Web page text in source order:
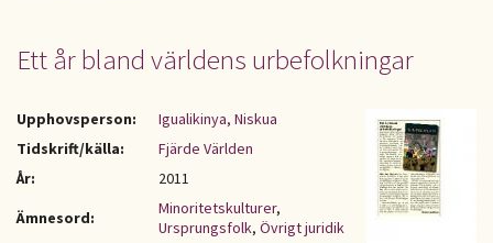
Ett år bland världens urbefolkningar
Upphovsperson:
Igualikinya, Niskua
Tidskrift/källa:
Fjärde Världen
År:
2011
Ämnesord:
Minoritetskulturer,
Ursprungsfolk, Övrigt juridik